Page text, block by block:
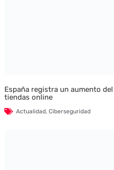
España registra un aumento
tiendas online
Actualidad, Ciberseguridad